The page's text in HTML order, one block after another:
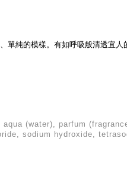
單純的模樣。有如呼吸般清透宜
(water), parfum
sodium hydroxide,